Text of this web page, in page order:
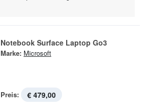
Notebook Surface Laptop Go3
Marke: Microsoft
Preis: € 479,00